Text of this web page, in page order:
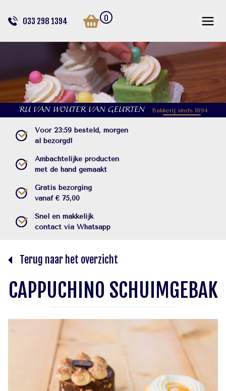
033 298 1394 0
RU VAN WOUTER VAN GEURTEN Bakkerij sinds 1894
Voor 23:59 besteld, morgen
al bezorgd!
Ambachtelijke producten
met de hand gemaakt
Gratis bezorging
vanaf € 75,00
Snel en makkelijk
contact via Whatsapp
Terug naar het overzicht
CAPPUCHINO SCHUIMGEBAK